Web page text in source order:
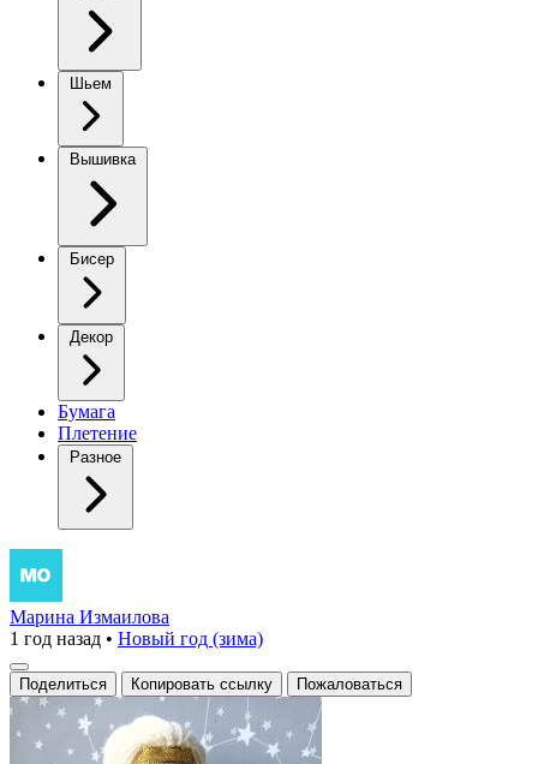
Шьем
Вышивка
Бисер
Декор
Бумага
Плетение
Разное
Это
очаровательное
вязаное
изделие
выполнено
Марина Измаилова
1 год назад • Новый год (зима)
Поделиться Копировать ссылку Пожаловаться